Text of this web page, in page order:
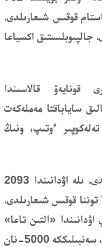
تازارتىلىپ، 2307 توننادان استام قوقىس شىعارىلدى.
جالپىوبلىستىق اكسياعا
قونايەۆ قالاسىندا
ساياباقتا مەملەكەت
ءوتىپ، ونىڭ
ەكولوگيالىق اكسيا ءوڭىردىڭ بىرنەشە اۋدانىن قامتىدى. ىلە اۋدانىندا 2093
ادام قاتىسىپ، 1290 ءتۇپ اعاش وتىرعىزىلىپ، 77،1 توننا قوقىس شىعارىلدى.
اۋدانىندا «التىن تاعا»
زاۋىتىنىڭ قولداۋىمەن 1000 ءتۇپ اعاش وتىرعىزىلىپ، سەنبىلىككە 5000-نان